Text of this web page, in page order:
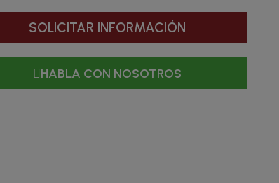
SOLICITAR INFORMACIÓN
HABLA CON NOSOTROS